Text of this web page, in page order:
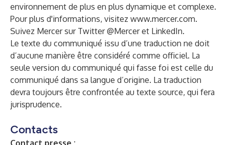
environnement de plus en plus dynamique et complexe.
Pour plus d'informations, visitez www.mercer.com.
Suivez Mercer sur Twitter@Merceret LinkedIn.
Le texte du communiqué issu d’une traduction ne doit
d’aucune manière être considéré comme officiel. La
seule version du communiqué qui fasse foi est celle du
communiqué dans sa langue d’origine. La traduction
devra toujours être confrontée au texte source, qui fera
jurisprudence.
Contacts
Contact presse :